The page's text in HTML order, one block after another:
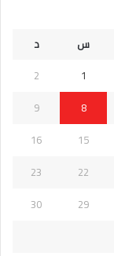
س
د
1
2
8
9
15
16
22
23
29
30